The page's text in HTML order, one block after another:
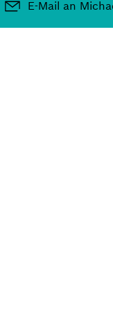
E-Mail an